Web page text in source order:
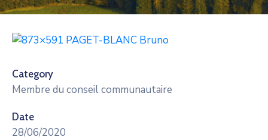
actions
Infos
Syndicat
Mixte
Contact
Category
Membre du conseil communautaire
Date
28/06/2020